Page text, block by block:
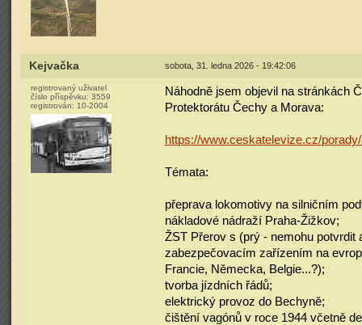
Kejvačka sobota, 31. ledna 2026 - 19:42:06
registrovaný uživatel
číslo příspěvku: 3559
registrován: 10-2004
Náhodně jsem objevil na stránkách
Protektorátu Čechy a Morava:
https://www.ceskatelevize.cz/
Témata:
přeprava lokomotivy na silničním
nákladové nádraží Praha-Žižkov;
ŽST Přerov s (prý - nemohu
zabezpečovacím zařízením na
Francie, Německa, Belgie...?);
tvorba jízdních řádů;
elektrický provoz do Bechyně;
čištění vagónů v roce 1944 včetně